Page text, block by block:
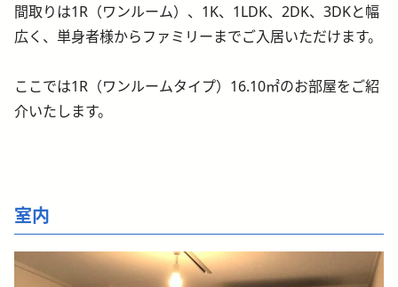
間取りは1R（ワンルーム）、1K、1LDK、2DK、3DKと幅
広く、単身者様からファミリーまでご入居いただけます。
ここでは1R（ワンルームタイプ）16.10㎡のお部屋をご紹
介いたします。
室内